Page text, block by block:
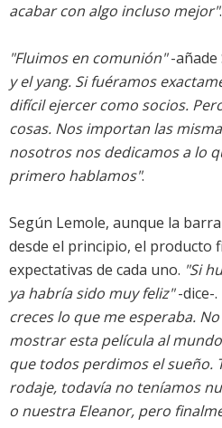
acabar con algo incluso mejor".
"Fluimos en comunión"-añade
y el yang. Si fuéramos
difícil ejercer como socios.
cosas. Nos importan las
nosotros nos dedicamos a lo
primero hablamos".
Según Lemole, aunque la
desde el principio, el producto
expectativas de cada uno. "Si
ya habría sido muy feliz"-dice-.
creces lo que me esperaba.
mostrar esta película al
que todos perdimos el sueño.
rodaje, todavía no teníamos
o nuestra Eleanor, pero